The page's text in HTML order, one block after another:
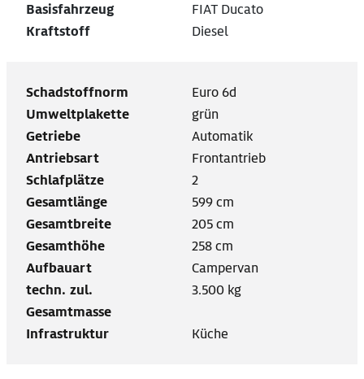
Basisfahrzeug
FIAT Ducato
Kraftstoff
Diesel
Schadstoffnorm
Euro 6d
Umweltplakette
grün
Getriebe
Automatik
Antriebsart
Frontantrieb
Schlafplätze
2
Gesamtlänge
599 cm
Gesamtbreite
205 cm
Gesamthöhe
258 cm
Aufbauart
Campervan
techn. zul.
Gesamtmasse
3.500 kg
Infrastruktur Küche